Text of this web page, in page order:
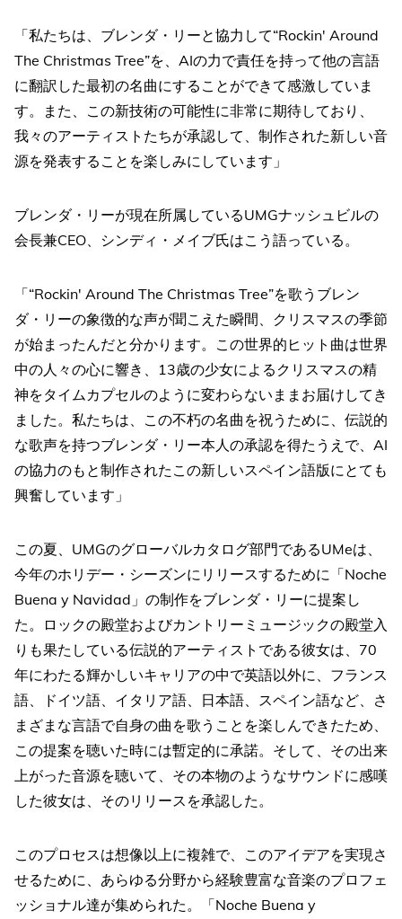
「私たちは、ブレンダ・リーと協力して“Rockin' Around
The Christmas Tree”を、AIの力で責任を持って他の言語
に翻訳した最初の名曲にすることができて感激していま
す。また、この新技術の可能性に非常に期待しており、
我々のアーティストたちが承認して、制作された新しい音
源を発表することを楽しみにしています」
ブレンダ・リーが現在所属しているUMGナッシュビルの
会長兼CEO、シンディ・メイブ氏はこう語っている。
「“Rockin' Around The Christmas Tree”を歌うブレン
ダ・リーの象徴的な声が聞こえた瞬間、クリスマスの季節
が始まったんだと分かります。この世界的ヒット曲は世界
中の人々の心に響き、13歳の少女によるクリスマスの精
神をタイムカプセルのように変わらないままお届けしてき
ました。私たちは、この不朽の名曲を祝うために、伝説的
な歌声を持つブレンダ・リー本人の承認を得たうえで、AI
の協力のもと制作されたこの新しいスペイン語版にとても
興奮しています」
この夏、UMGのグローバルカタログ部門であるUMeは、
今年のホリデー・シーズンにリリースするために「Noche
Buena y Navidad」の制作をブレンダ・リーに提案し
た。ロックの殿堂およびカントリーミュージックの殿堂入
りも果たしている伝説的アーティストである彼女は、70
年にわたる輝かしいキャリアの中で英語以外に、フランス
語、ドイツ語、イタリア語、日本語、スペイン語など、さ
まざまな言語で自身の曲を歌うことを楽しんできたため、
この提案を聴いた時には暫定的に承諾。そして、その出来
上がった音源を聴いて、その本物のようなサウンドに感嘆
した彼女は、そのリリースを承認した。
このプロセスは想像以上に複雑で、このアイデアを実現さ
せるために、あらゆる分野から経験豊富な音楽のプロフェ
ッショナル達が集められた。「Noche Buena y